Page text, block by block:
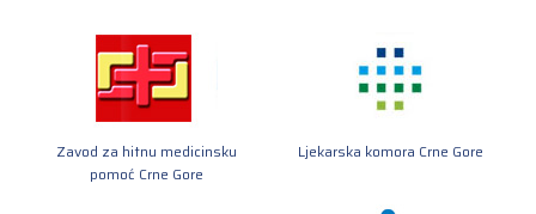
Zavod za hitnu medicinsku
pomoć Crne Gore
Ljekarska komora Crne Gore